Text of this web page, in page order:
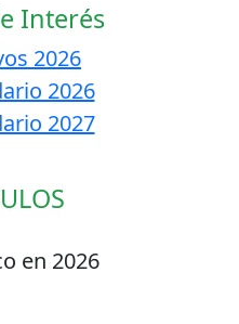
Interés
2026
2026
2027
en 2026